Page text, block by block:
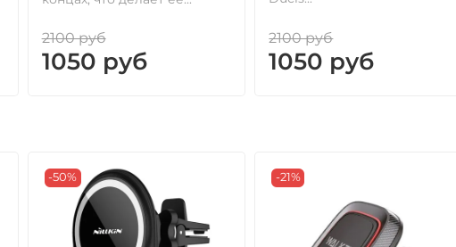
2100 руб
1050 руб
2100 руб
1050 руб
-50% -21%